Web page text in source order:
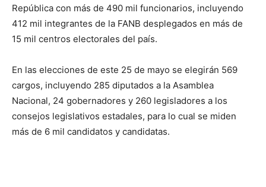
República con más de 490 mil funcionarios, incluyendo
412 mil integrantes de la FANB desplegados en más de
15 mil centros electorales del país.
En las elecciones de este 25 de mayo se elegirán 569
cargos, incluyendo 285 diputados a la Asamblea
Nacional, 24 gobernadores y 260 legisladores a los
consejos legislativos estadales, para lo cual se miden
más de 6 mil candidatos y candidatas.